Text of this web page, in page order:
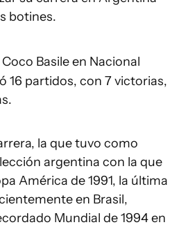
botines.
Coco Basile en Nacional
16 partidos, con 7 victorias,
la que tuvo como
argentina con la que
América de 1991, la última
en Brasil,
Mundial de 1994 en